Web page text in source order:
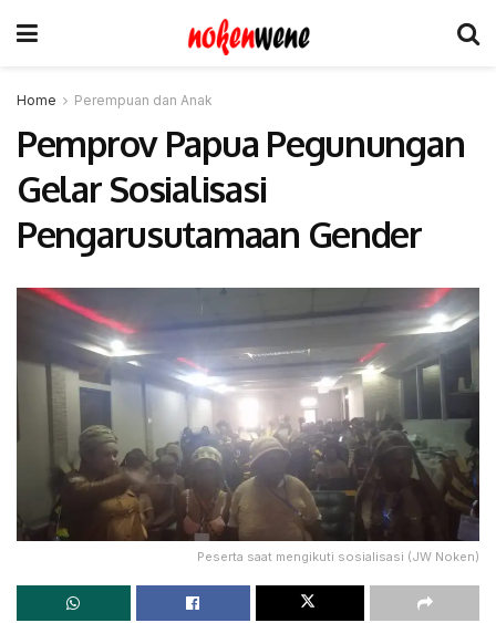
Home Perempuan dan Anak
Pemprov Papua Pegunungan
Gelar Sosialisasi
Pengarusutamaan Gender
Peserta saat mengikuti sosialisasi (JW Noken)